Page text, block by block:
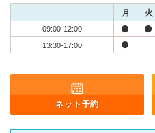
月 火
09:00-12:00
13:30-17:00
ネット予約